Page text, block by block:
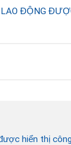
ĐỘNG
hiển thị